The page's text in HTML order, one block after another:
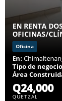
EN RENTA
OFICINAS/
Oficina
En:
Tipo de
Área
Q24,000
QUETZAL